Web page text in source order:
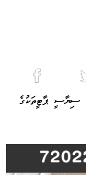
ސިޔާސީ ޕާޓީތަކުގެ